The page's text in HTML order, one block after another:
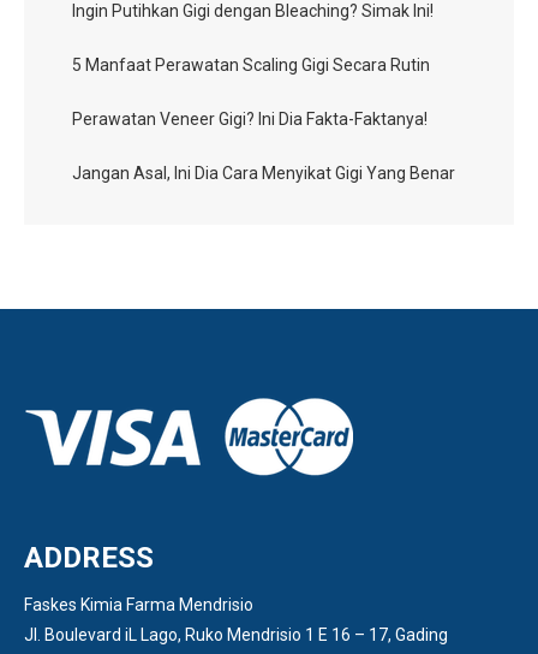
Ingin Putihkan Gigi dengan Bleaching? Simak Ini!
5 Manfaat Perawatan Scaling Gigi Secara Rutin
Perawatan Veneer Gigi? Ini Dia Fakta-Faktanya!
Jangan Asal, Ini Dia Cara Menyikat Gigi Yang Benar
ADDRESS
Faskes Kimia Farma Mendrisio
Jl. Boulevard iL Lago, Ruko Mendrisio 1 E 16 – 17, Gading